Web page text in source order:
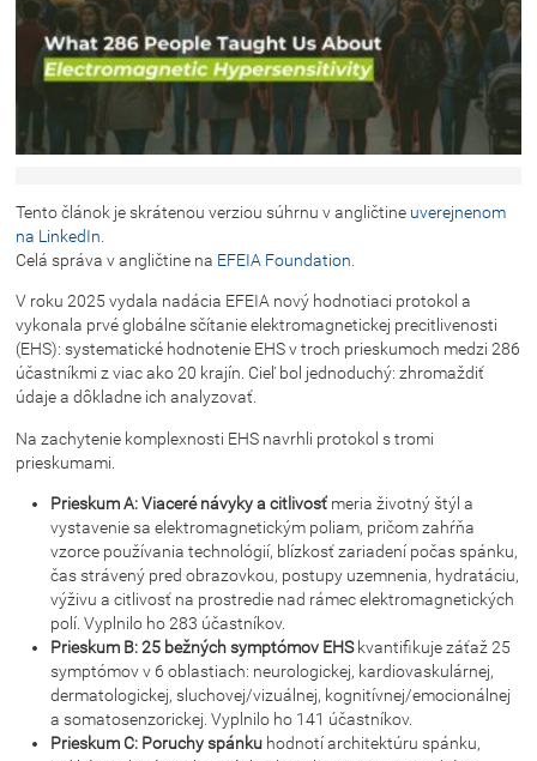
Tento článok je skrátenou verziou súhrnu v angličtine uverejnenom
na LinkedIn.
Celá správa v angličtine na EFEIA Foundation.
V roku 2025 vydala nadácia EFEIA nový hodnotiaci protokol a
vykonala prvé globálne sčítanie elektromagnetickej precitlivenosti
(EHS): systematické hodnotenie EHS v troch prieskumoch medzi 286
účastníkmi z viac ako 20 krajín. Cieľ bol jednoduchý: zhromaždiť
údaje a dôkladne ich analyzovať.
Na zachytenie komplexnosti EHS navrhli protokol s tromi
prieskumami.
Prieskum A: Viaceré návyky a citlivosť meria životný štýl a
vystavenie sa elektromagnetickým poliam, pričom zahŕňa
vzorce používania technológií, blízkosť zariadení počas spánku,
čas strávený pred obrazovkou, postupy uzemnenia, hydratáciu,
výživu a citlivosť na prostredie nad rámec elektromagnetických
polí. Vyplnilo ho 283 účastníkov.
Prieskum B: 25 bežných symptómov EHS kvantifikuje záťaž 25
symptómov v 6 oblastiach: neurologickej, kardiovaskulárnej,
dermatologickej, sluchovej/vizuálnej, kognitívnej/emocionálnej
a somatosenzorickej. Vyplnilo ho 141 účastníkov.
Prieskum C: Poruchy spánku hodnotí architektúru spánku,